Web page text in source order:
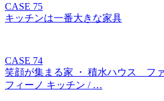
CASE 75
キッチンは一番大きな家具
CASE 74
笑顔が集まる家 ・ 積水ハウス フ
フィーノ キッチン / …